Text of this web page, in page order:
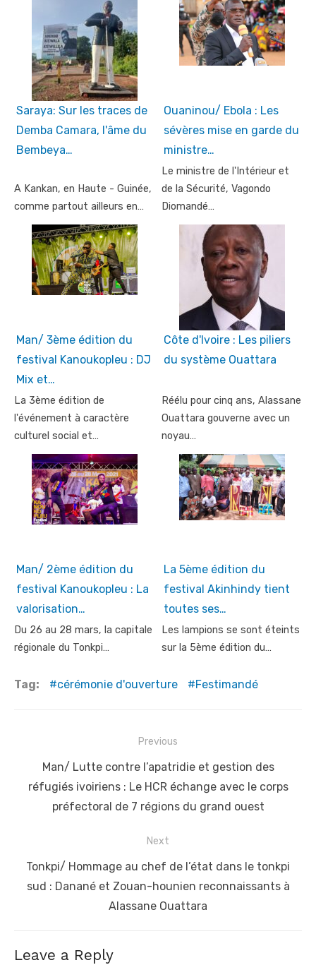
Saraya: Sur les traces de
Demba Camara, l'âme du
Bembeya…
A Kankan, en Haute - Guinée,
comme partout ailleurs en…
Ouaninou/ Ebola : Les
sévères mise en garde du
ministre…
Le ministre de l'Intérieur et
de la Sécurité, Vagondo
Diomandé…
Man/ 3ème édition du
festival Kanoukopleu : DJ
Mix et…
La 3ème édition de
l'événement à caractère
culturel social et…
Côte d'Ivoire : Les piliers
du système Ouattara
Réélu pour cinq ans, Alassane
Ouattara gouverne avec un
noyau…
Man/ 2ème édition du
festival Kanoukopleu : La
valorisation…
Du 26 au 28 mars, la capitale
régionale du Tonkpi…
La 5ème édition du
festival Akinhindy tient
toutes ses…
Les lampions se sont éteints
sur la 5ème édition du…
Tag: cérémonie d'ouverture Festimandé
navigation
Previous
Previous
post:
Man/ Lutte contre l’apatridie et gestion des
réfugiés ivoiriens : Le HCR échange avec le corps
préfectoral de 7 régions du grand ouest
Next
Next
post:
Tonkpi/ Hommage au chef de l’état dans le tonkpi
sud : Danané et Zouan-hounien reconnaissants à
Alassane Ouattara
Leave a Reply